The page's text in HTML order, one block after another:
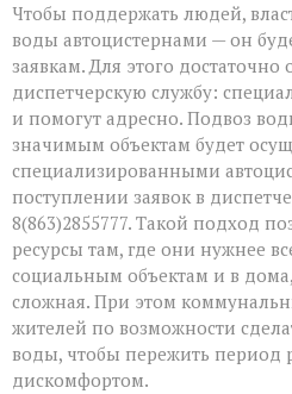
Чтобы поддержать людей,
воды автоцистернами — он
заявкам. Для этого достаточно
диспетчерскую службу:
и помогут адресно. Подвоз
значимым объектам будет
специализированными
поступлении заявок в
8(863)2855777. Такой подход
ресурсы там, где они нужнее
социальным объектам и в
сложная. При этом
жителей по возможности
воды, чтобы пережить период
дискомфортом.